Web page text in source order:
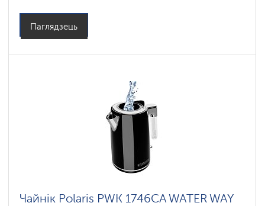
Паглядзець
Чайнік Polaris PWK 1746CA WATER WAY